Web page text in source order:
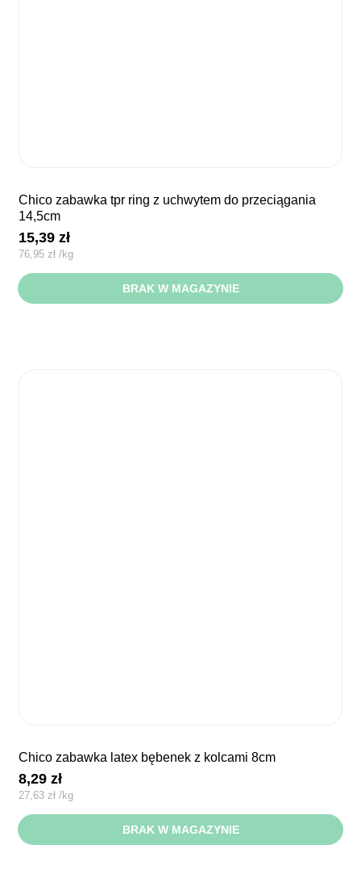
chico zabawka tpr ring z uchwytem do przeciągania
14,5cm
15,39zł
76,95 zł /kg
BRAK W MAGAZYNIE
chico zabawka latex bębenek z kolcami 8cm
8,29zł
27,63zł /kg
BRAK W MAGAZYNIE